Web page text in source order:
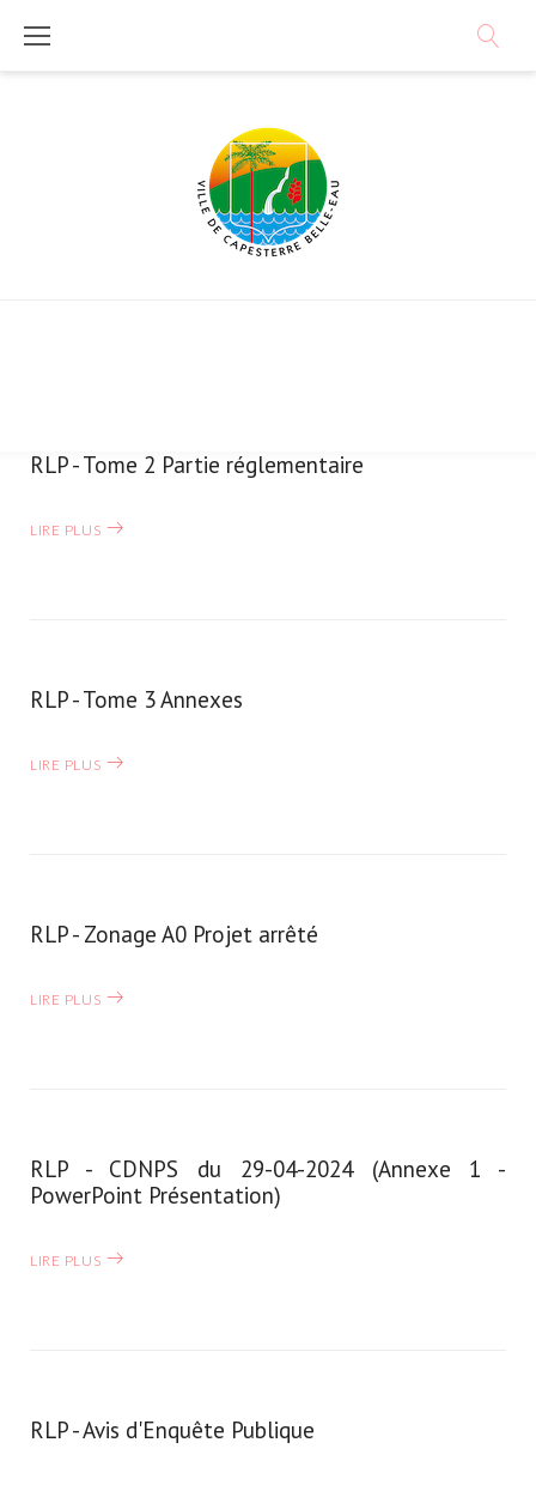
Catégorie :
Urbanisme
territoire
RLP - Tome 2 Partie réglementaire
LIRE PLUS
RLP - Tome 3 Annexes
LIRE PLUS
RLP - Zonage A0 Projet arrêté
LIRE PLUS
RLP - CDNPS du 29-04-2024 (Annexe 1 -
PowerPoint Présentation)
LIRE PLUS
RLP - Avis d'Enquête Publique